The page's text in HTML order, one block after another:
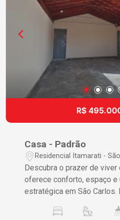
de acesso a serviços
uma vida prática e plena. Não Perca Esta
Oportunidade Propriedades com estas
características são raras
especialmente com um
de aquecimento solar.
excelente para adquirir
uma região valorizada.
descubra por que este é o
R$
Casa - Padrão
Residencial Itamarati -
Descubra o prazer de viver
oferece conforto, espaço e
estratégica em São Carlos.
convivência familiar em um